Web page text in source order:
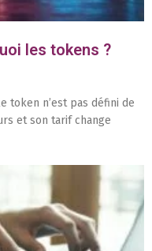
les tokens ?
token n’est pas défini de
et son tarif change